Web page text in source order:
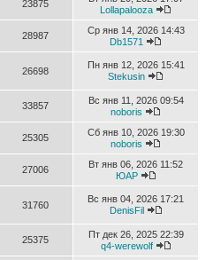
23875
Lollapalooza
28987
Ср янв 14, 2026 14:43
Db1571
26698
Пн янв 12, 2026 15:41
Stekusin
33857
Вс янв 11, 2026 09:54
noboris
25305
Сб янв 10, 2026 19:30
noboris
27006
Вт янв 06, 2026 11:52
ЮАР
31760
Вс янв 04, 2026 17:21
DenisFil
25375
Пт дек 26, 2025 22:39
q4-werewolf